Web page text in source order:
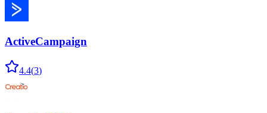
ActiveCampaign
4.4(3)